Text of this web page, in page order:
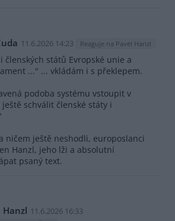
11.6.2026 14:23 Reaguje na Pavel Hanzl
členských států Evropské unie a
..." ... vkládám i s překlepem.
podoba systému vstoupit v
schválit členské státy i
ničem ještě neshodli, europoslanci
Hanzl, jeho lži a absolutní
psaný text.
Hanzl 11.6.2026 16:33